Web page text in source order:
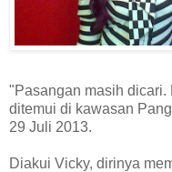
"Pasangan masih dicari.
ditemui di kawasan
29 Juli 2013.
Diakui Vicky, dirinya